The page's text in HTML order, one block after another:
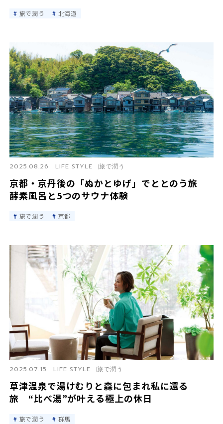
旅で潤う 北海道
京都・京丹後の「ぬかとゆげ」でととのう旅
酵素風呂と5つのサウナ体験
2025.08.26 LIFE STYLE 旅で潤う
旅で潤う 京都
草津温泉で湯けむりと森に包まれ私に還る
旅 “比べ湯”が叶える極上の休日
2025.07.15 LIFE STYLE 旅で潤う
旅で潤う 群馬